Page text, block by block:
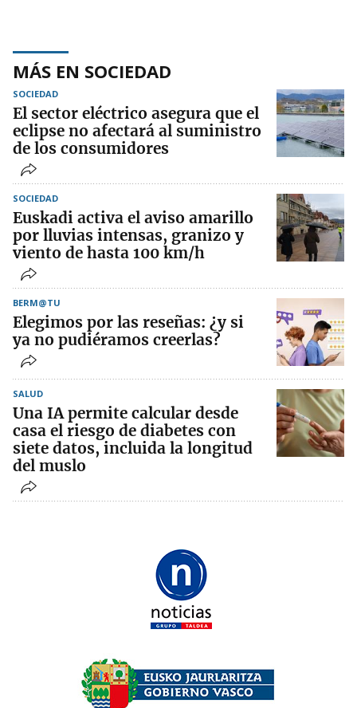
MÁS EN SOCIEDAD
SOCIEDAD
El sector eléctrico asegura que el
eclipse no afectará al suministro
de los consumidores
SOCIEDAD
Euskadi activa el aviso amarillo
por lluvias intensas, granizo y
viento de hasta 100 km/h
BERM@TU
Elegimos por las reseñas: ¿y si
ya no pudiéramos creerlas?
SALUD
Una IA permite calcular desde
casa el riesgo de diabetes con
siete datos, incluida la longitud
del muslo